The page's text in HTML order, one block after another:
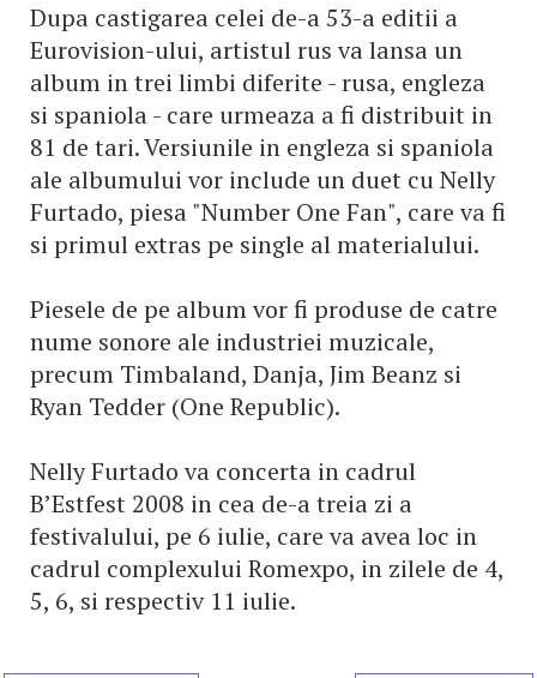
Dupa castigarea celei de-a 53-a editii a
Eurovision-ului, artistul rus va lansa un
album in trei limbi diferite - rusa, engleza
si spaniola - care urmeaza a fi distribuit in
81 de tari. Versiunile in engleza si spaniola
ale albumului vor include un duet cu Nelly
Furtado, piesa "Number One Fan", care va fi
si primul extras pe single al materialului.
Piesele de pe album vor fi produse de catre
nume sonore ale industriei muzicale,
precum Timbaland, Danja, Jim Beanz si
Ryan Tedder (One Republic).
Nelly Furtado va concerta in cadrul
B’Estfest 2008 in cea de-a treia zi a
festivalului, pe 6 iulie, care va avea loc in
cadrul complexului Romexpo, in zilele de 4,
5, 6, si respectiv 11 iulie.